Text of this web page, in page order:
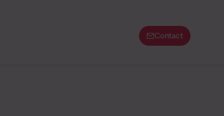
Contact